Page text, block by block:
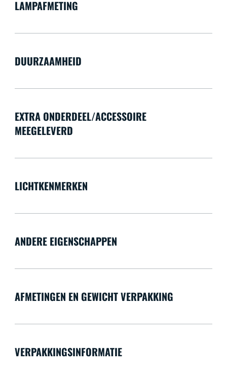
LAMPAFMETING
DUURZAAMHEID
EXTRA ONDERDEEL/ACCESSOIRE
MEEGELEVERD
LICHTKENMERKEN
ANDERE EIGENSCHAPPEN
AFMETINGEN EN GEWICHT VERPAKKING
VERPAKKINGSINFORMATIE